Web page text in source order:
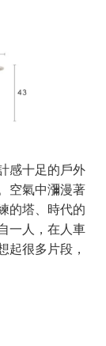
感十足的戶外
空氣中瀰漫著
的塔、時代的
一人，在人車
起很多片段，